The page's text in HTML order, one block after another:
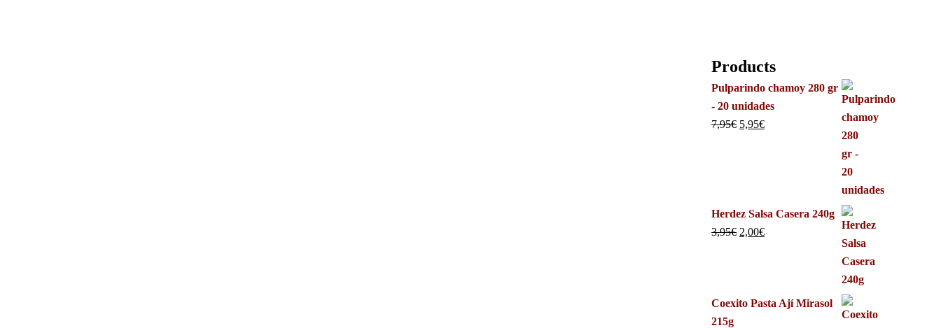
Products
Pulparindo chamoy 280 gr
- 20 unidades
7,95€ 5,95€
Herdez Salsa Casera 240g
3,95€ 2,00€
Coexito Pasta Ají Mirasol
215g